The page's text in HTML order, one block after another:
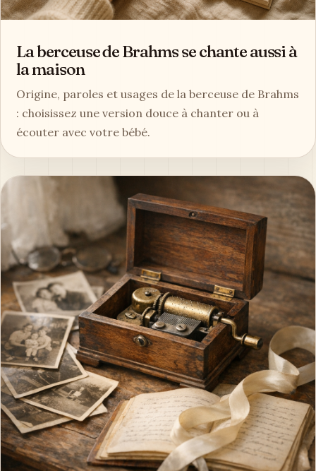
La berceuse de Brahms se chante aussi à
la maison
Origine, paroles et usages de la berceuse de Brahms
: choisissez une version douce à chanter ou à
écouter avec votre bébé.